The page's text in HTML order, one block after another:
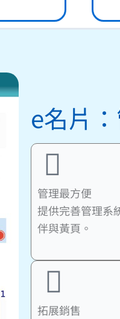
e名片
管理最方便
提供完善管理系
伴與黃頁。
拓展銷售